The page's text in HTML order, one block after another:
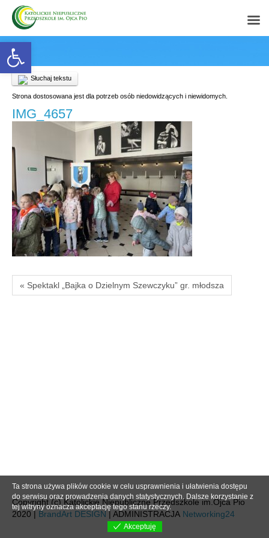
Open toolbar
Słuchaj tekstu
Strona dostosowana jest dla potrzeb osób niedowidzących i niewidomych.
IMG_4657
« Spektakl „Bajka o Dzielnym Szewczyku” gr. młodsza
Copyright (c) Katolickie Niepubliczne Przedszkole im.Ojca Pio
2020 | BrandArt DESIGN | ADMINISTRACJA Networking24
Ta strona używa plików cookie w celu usprawnienia i ułatwienia dostępu
do serwisu oraz prowadzenia danych statystycznych. Dalsze korzystanie z
tej witryny oznacza akceptację tego stanu rzeczy.
Akceptuję